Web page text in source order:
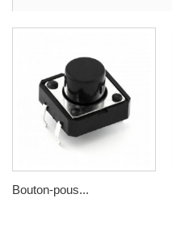
Bouton-pous...